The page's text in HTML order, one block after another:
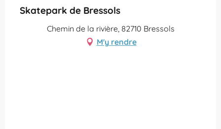
Skatepark de Bressols
Chemin de la rivière, 82710 Bressols
M'y rendre